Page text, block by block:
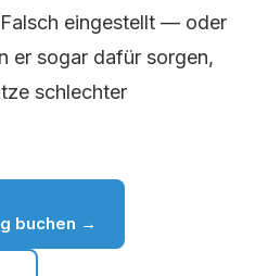
eingestellt — oder
er sogar dafür sorgen,
schlechter
buchen →